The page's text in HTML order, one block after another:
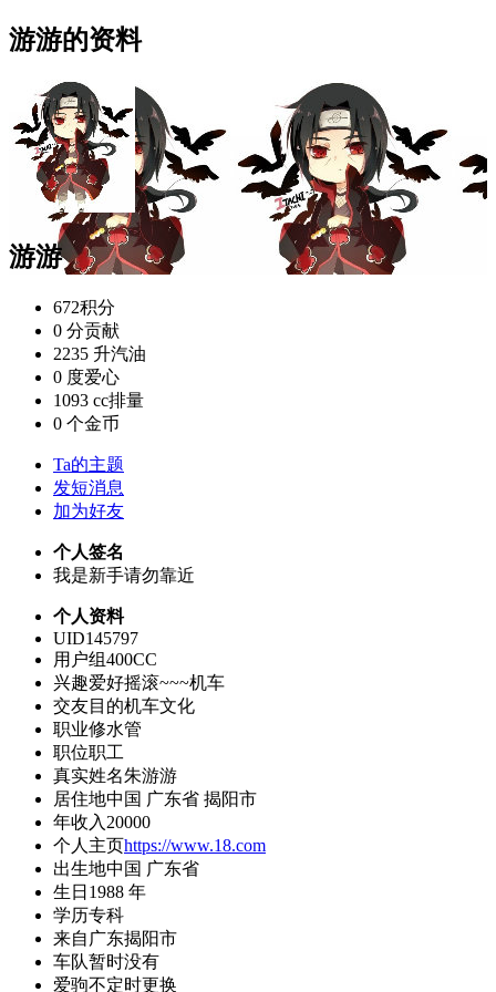
游游的资料
游游
672积分
0 分贡献
2235 升汽油
0 度爱心
1093 cc排量
0 个金币
Ta的主题
发短消息
加为好友
个人签名
我是新手请勿靠近
个人资料
UID145797
用户组400CC
兴趣爱好摇滚~~~机车
交友目的机车文化
职业修水管
职位职工
真实姓名朱游游
居住地中国 广东省 揭阳市
年收入 20000
个人主页https://www.18.com
出生地中国 广东省
生日 1988 年
学历专科
来自 广东揭阳市
车队暂时没有
爱驹不定时更换